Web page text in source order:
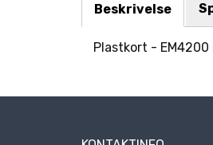
Beskrivelse
Plastkort -